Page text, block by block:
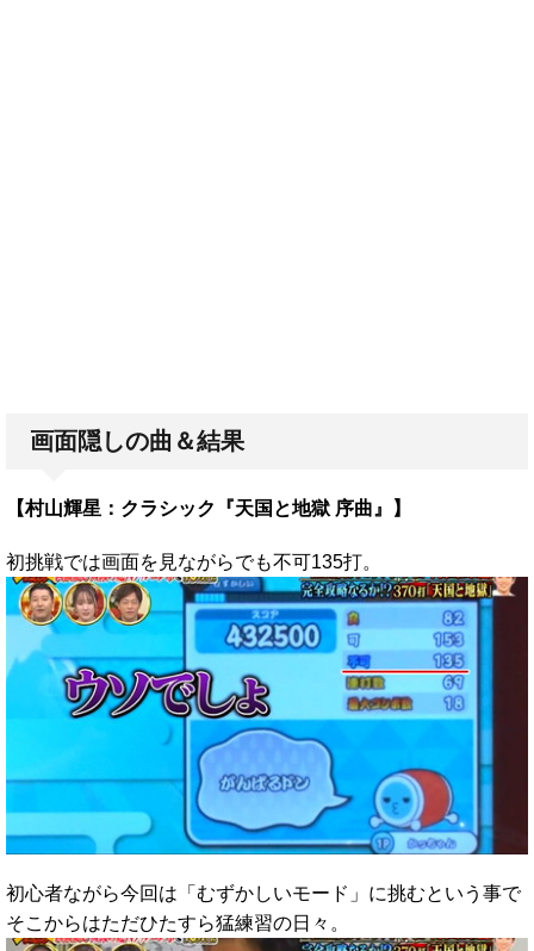
画面隠しの曲＆結果
【村山輝星：クラシック『天国と地獄 序曲』】
初挑戦では画面を見ながらでも不可135打。
初心者ながら今回は「むずかしいモード」に挑むという事で
そこからはただひたすら猛練習の日々。